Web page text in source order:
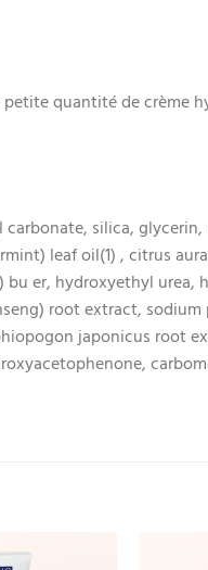
quantité de crème
silica,
leaf oil(1) , citrus
er, hydroxyethyl
root extract,
japonicus root